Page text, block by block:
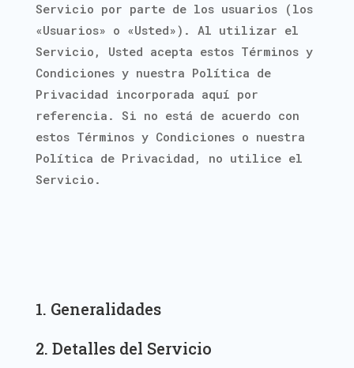
Servicio por parte de los usuarios (los
«Usuarios» o «Usted»). Al utilizar el
Servicio, Usted acepta estos Términos y
Condiciones y nuestra Política de
Privacidad incorporada aquí por
referencia. Si no está de acuerdo con
estos Términos y Condiciones o nuestra
Política de Privacidad, no utilice el
Servicio.
1. Generalidades
2. Detalles del Servicio